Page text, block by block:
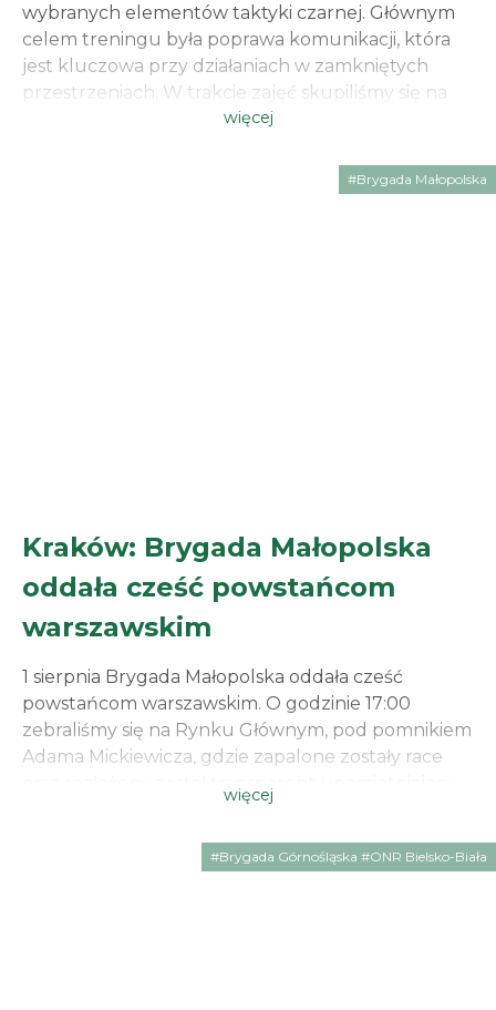
wybranych elementów taktyki czarnej. Głównym
celem treningu była poprawa komunikacji, która
jest kluczowa przy działaniach w zamkniętych
przestrzeniach. W trakcie zajęć skupiliśmy się na
tym, w jaki sposób płynnie przekazywać
dzielić role w szyku. Działania wewnątrz obiektu
więcej
#Brygada Małopolska
Kraków: Brygada Małopolska
oddała cześć powstańcom
warszawskim
1 sierpnia Brygada Małopolska oddała cześć
powstańcom warszawskim. O godzinie 17:00
zebraliśmy się na Rynku Głównym, pod pomnikiem
Adama Mickiewicza, gdzie zapalone zostały race
oraz rozłożony został transparent upamietniajacy
zgrupowanie „Chrobry II”, jednostki zrzeszającej
narodowych. Pamięć i szacunek dla poległych w
więcej
#Brygada Górnośląska #ONR Bielsko-Biała